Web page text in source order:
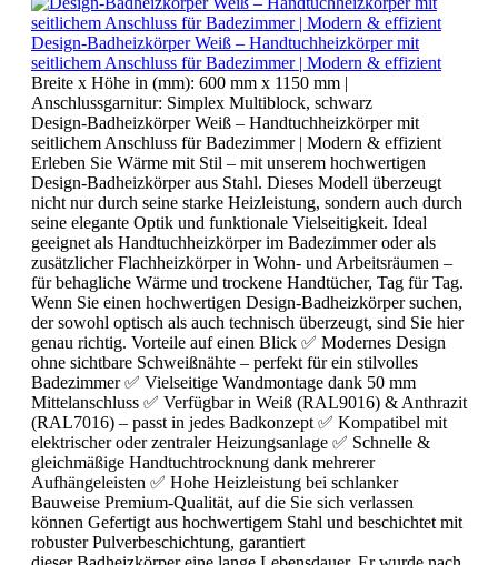
Design-Badheizkörper Weiß – Handtuchheizkörper mit
seitlichem Anschluss für Badezimmer | Modern & effizient
Breite x Höhe in (mm): 600 mm x 1150 mm |
Anschlussgarnitur: Simplex Multiblock, schwarz
Design-Badheizkörper Weiß – Handtuchheizkörper mit
seitlichem Anschluss für Badezimmer | Modern & effizient
Erleben Sie Wärme mit Stil – mit unserem hochwertigen
Design-Badheizkörper aus Stahl. Dieses Modell überzeugt
nicht nur durch seine starke Heizleistung, sondern auch durch
seine elegante Optik und funktionale Vielseitigkeit. Ideal
geeignet als Handtuchheizkörper im Badezimmer oder als
zusätzlicher Flachheizkörper in Wohn- und Arbeitsräumen –
für behagliche Wärme und trockene Handtücher, Tag für Tag.
Wenn Sie einen hochwertigen Design-Badheizkörper suchen,
der sowohl optisch als auch technisch überzeugt, sind Sie hier
genau richtig. Vorteile auf einen Blick ✅ Modernes Design
ohne sichtbare Schweißnähte – perfekt für ein stilvolles
Badezimmer ✅ Vielseitige Wandmontage dank 50 mm
Mittelanschluss ✅ Verfügbar in Weiß (RAL9016) & Anthrazit
(RAL7016) – passt in jedes Badkonzept ✅ Kompatibel mit
elektrischer oder zentraler Heizungsanlage ✅ Schnelle &
gleichmäßige Handtuchtrocknung dank mehrerer
Aufhängeleisten ✅ Hohe Heizleistung bei schlanker
Bauweise Premium-Qualität, auf die Sie sich verlassen
können Gefertigt aus hochwertigem Stahl und beschichtet mit
robuster Pulverbeschichtung, garantiert